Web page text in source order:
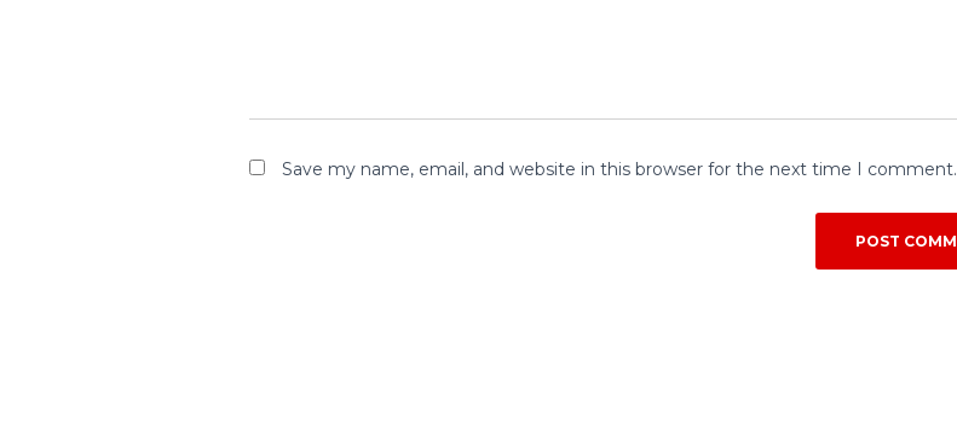
Save my name, email, and website in this browser for the next time I comment.